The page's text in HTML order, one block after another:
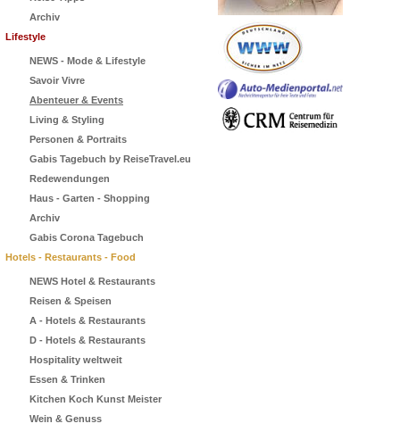
Archiv
Lifestyle
NEWS - Mode & Lifestyle
Savoir Vivre
Abenteuer & Events
Living & Styling
Personen & Portraits
Gabis Tagebuch by ReiseTravel.eu
Redewendungen
Haus - Garten - Shopping
Archiv
Gabis Corona Tagebuch
Hotels - Restaurants - Food
NEWS Hotel & Restaurants
Reisen & Speisen
A - Hotels & Restaurants
D - Hotels & Restaurants
Hospitality weltweit
Essen & Trinken
Kitchen Koch Kunst Meister
Wein & Genuss